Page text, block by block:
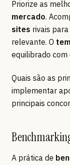
Priorize as
mercado.
sites rivais
relevante. O
equilibrado com
Quais são as
implementar
principais
A prática de